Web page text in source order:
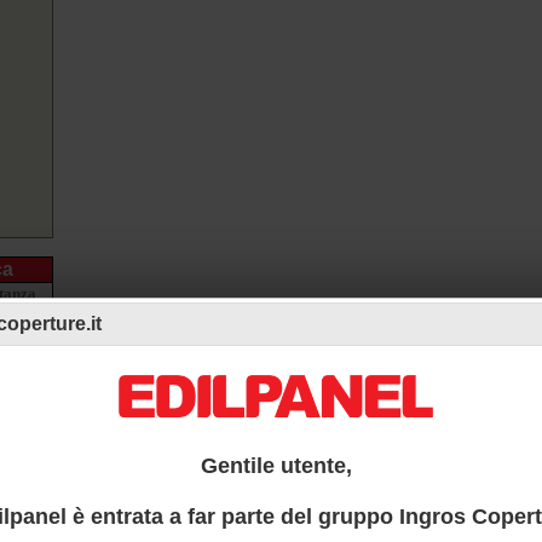
2 K
Gentile utente,
è entrata a far parte del gruppo Ingros